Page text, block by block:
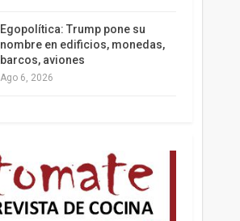
Egopolítica: Trump pone su
nombre en edificios, monedas,
barcos, aviones
Ago 6, 2026